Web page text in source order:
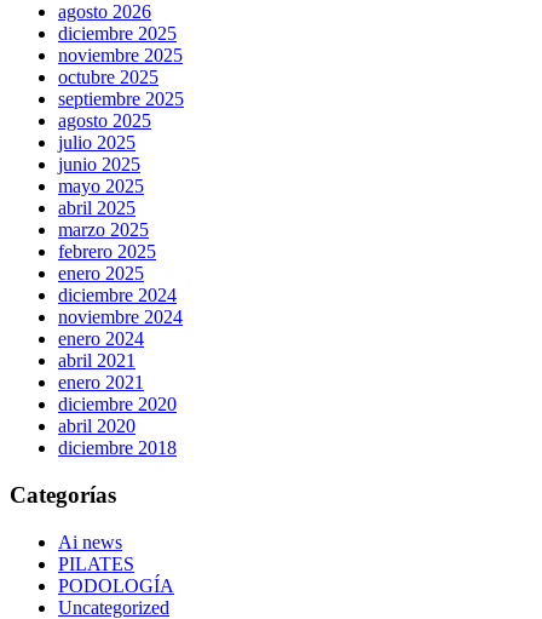
agosto 2026
diciembre 2025
noviembre 2025
octubre 2025
septiembre 2025
agosto 2025
julio 2025
junio 2025
mayo 2025
abril 2025
marzo 2025
febrero 2025
enero 2025
diciembre 2024
noviembre 2024
enero 2024
abril 2021
enero 2021
diciembre 2020
abril 2020
diciembre 2018
Categorías
Ai news
PILATES
PODOLOGÍA
Uncategorized